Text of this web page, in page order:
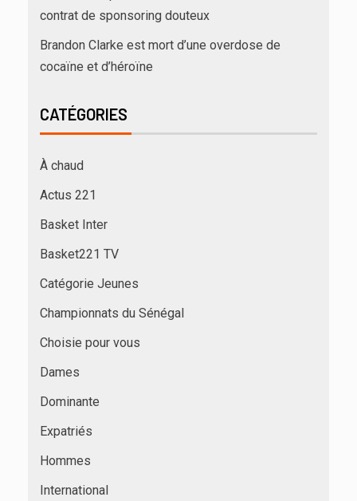
contrat de sponsoring douteux
Brandon Clarke est mort d’une overdose de
cocaïne et d’héroïne
CATÉGORIES
À chaud
Actus 221
Basket Inter
Basket221 TV
Catégorie Jeunes
Championnats du Sénégal
Choisie pour vous
Dames
Dominante
Expatriés
Hommes
International